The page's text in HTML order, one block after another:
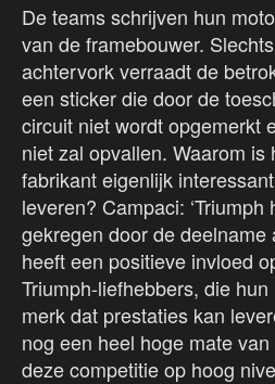
De teams schrijven hun
van de framebouwer.
achtervork verraadt de
een sticker die door de
circuit niet wordt opgemerkt
niet zal opvallen. Waarom
fabrikant eigenlijk
leveren? Campaci:
gekregen door de
heeft een positieve invloed
Triumph-liefhebbers, die
merk dat prestaties kan
nog een heel hoge mate
deze competitie op hoog